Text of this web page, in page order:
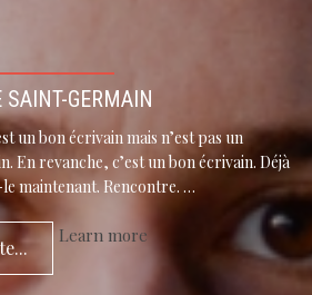
SAINT-GERMAIN
un bon écrivain mais n’est pas un
En revanche, c’est un bon écrivain. Déjà
maintenant. Rencontre. …
Learn more